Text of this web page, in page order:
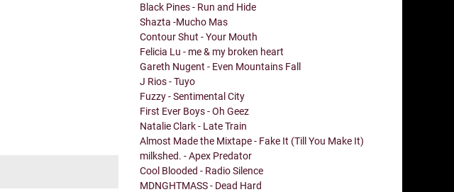
Black Pines - Run and Hide
Shazta -Mucho Mas
Contour Shut - Your Mouth
Felicia Lu - me & my broken heart
Gareth Nugent - Even Mountains Fall
J Rios - Tuyo
Fuzzy - Sentimental City
First Ever Boys - Oh Geez
Natalie Clark - Late Train
Almost Made the Mixtape - Fake It (Till You Make It)
milkshed. - Apex Predator
Cool Blooded - Radio Silence
MDNGHTMASS - Dead Hard